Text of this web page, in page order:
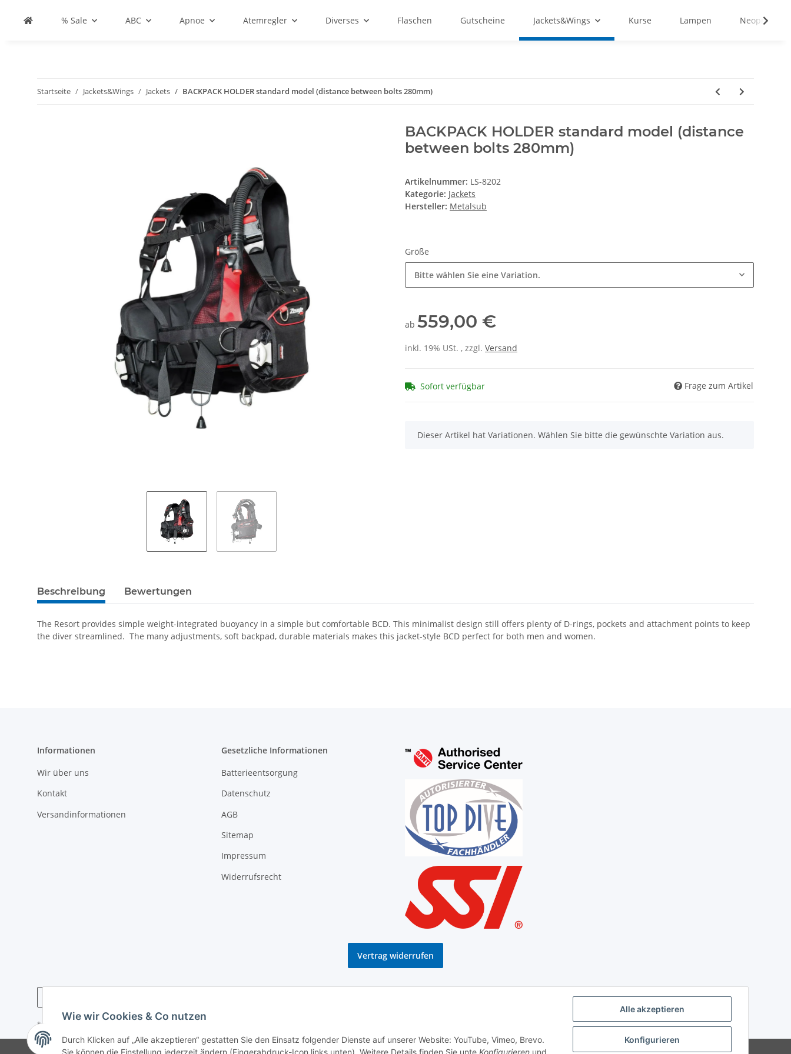
% Sale ABC Apnoe Atemregler Diverses Flaschen Gutscheine Jackets&Wings Kurse Lampen
Startseite Jackets&Wings Jackets BACKPACK HOLDER standard model (distance between bolts 280mm)
BACKPACK HOLDER standard model (distance
between bolts 280mm)
Artikelnummer: LS-8202
Kategorie: Jackets
Hersteller: Metalsub
Größe
Bitte wählen Sie eine Variation.
ab 559,00 €
inkl. 19% USt. , zzgl. Versand
Sofort verfügbar Frage zum Artikel
x
Dieser Artikel hat Variationen. Wählen Sie bitte die gewünschte Variation aus.
Beschreibung Bewertungen
The Resort provides simple weight-integrated buoyancy in a simple but comfortable BCD. This minimalist design still offers plenty of D-rings, pockets and attachment points to keep
the diver streamlined. The many adjustments, soft backpad, durable materials makes this jacket-style BCD perfect for both men and women.
Informationen
Wir über uns
Kontakt
Versandinformationen
Gesetzliche Informationen
Batterieentsorgung
Datenschutz
AGB
Sitemap
Impressum
Widerrufsrecht
Vertrag widerrufen
* Alle Preise inkl. gesetzlicher USt., zzgl. Versand
Wie wir Cookies & Co nutzen
Durch Klicken auf „Alle akzeptieren“ gestatten Sie den Einsatz folgender Dienste auf unserer Website: YouTube, Vimeo, Brevo.
Sie können die Einstellung jederzeit ändern (Fingerabdruck-Icon links unten). Weitere Details finden Sie unte Konfigurieren und
Alle akzeptieren
Konfigurieren